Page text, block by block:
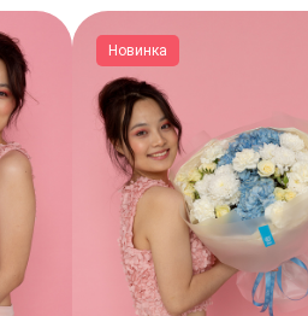
Новинка